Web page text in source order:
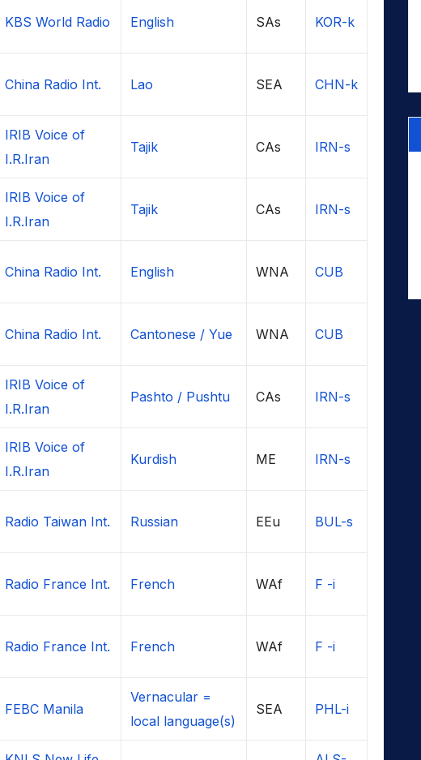
KBS World Radio English SAs KOR-k
China Radio Int. Lao SEA CHN-k
IRIB Voice of
I.R.Iran
Tajik CAs IRN-s
IRIB Voice of
I.R.Iran
Tajik CAs IRN-s
China Radio Int. English WNA CUB
China Radio Int. Cantonese / Yue WNA CUB
IRIB Voice of
I.R.Iran
Pashto / Pushtu CAs IRN-s
IRIB Voice of
I.R.Iran
Kurdish ME IRN-s
Radio Taiwan Int. Russian EEu BUL-s
Radio France Int. French WAf F -i
Radio France Int. French WAf F -i
FEBC Manila
Vernacular =
local language(s)
SEA PHL-i